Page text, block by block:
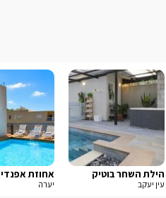
הילת השחר בוטיק
עין יעקב
אחוזת אפנדי
יערה